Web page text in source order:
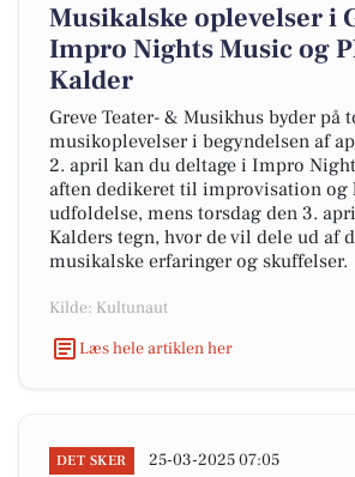
Musikalske oplevelser i
Impro Nights Music og
Kalder
Greve Teater- & Musikhus byder på
musikoplevelser i begyndelsen af
2. april kan du deltage i Impro
aften dedikeret til improvisation og
udfoldelse, mens torsdag den 3.
Kalders tegn, hvor de vil dele ud af
musikalske erfaringer og skuffelser.
Kilde: Kultunaut
Læs hele artiklen her
DET SKER 25-03-2025 07:05